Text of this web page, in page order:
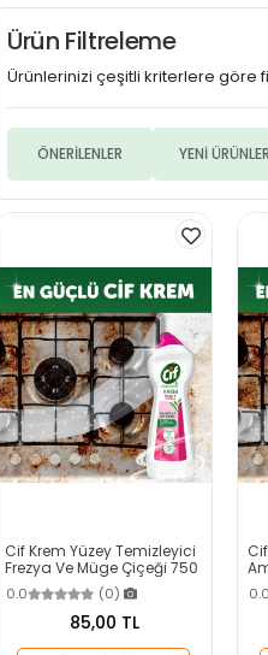
Ürün Filtreleme
Ürünlerinizi çeşitli kriterlere göre
ÖNERİLENLER YENİ ÜRÜNLER
Cif Krem Yüzey Temizleyici
Frezya Ve Müge Çiçeği 750
Ml
0.0 (0)
85,00 TL
0.0